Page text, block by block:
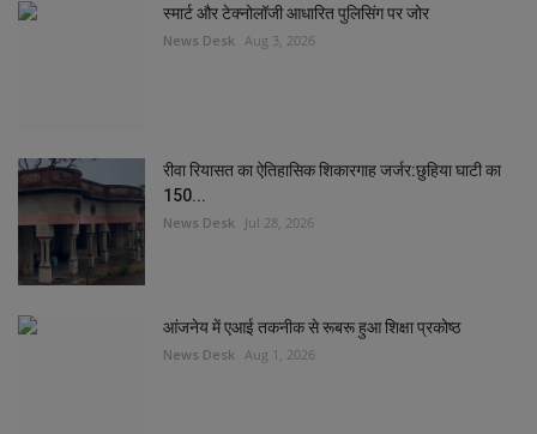
स्मार्ट और टेक्नोलॉजी आधारित पुलिसिंग पर जोर
News Desk Aug 3, 2026
रीवा रियासत का ऐतिहासिक शिकारगाह जर्जर:छुहिया घाटी का
150...
News Desk Jul 28, 2026
आंजनेय में एआई तकनीक से रूबरू हुआ शिक्षा प्रकोष्ठ
News Desk Aug 1, 2026